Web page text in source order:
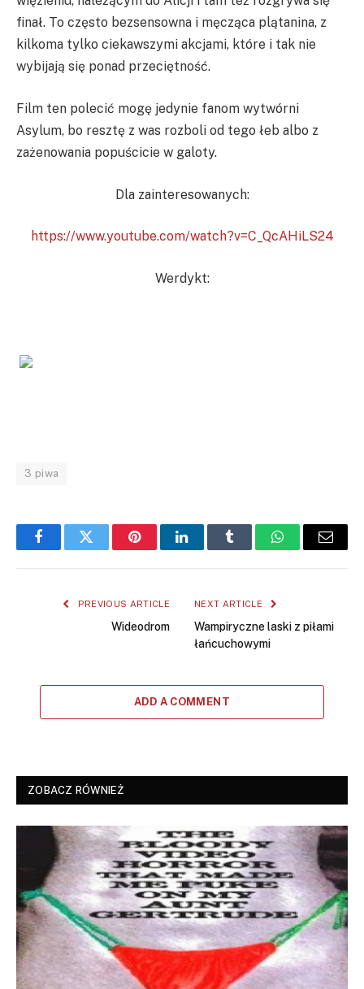
finał. To często bezsensowna i męcząca plątanina, z
kilkoma tylko ciekawszymi akcjami, które i tak nie
wybijają się ponad przeciętność.
Film ten polecić mogę jedynie fanom wytwórni
Asylum, bo resztę z was rozboli od tego łeb albo z
zażenowania popuścicie w galoty.
Dla zainteresowanych:
https://www.youtube.com/watch?v=C_QcAHiLS24
Werdykt:
3 piwa
FacebookTwitter PinterestLinkedInTumblr WhatsAppEmail
PREVIOUS ARTICLE
Wideodrom
NEXT ARTICLE
Wampiryczne laski z piłami
łańcuchowymi
ADD A COMMENT
ZOBACZ RÓWNIEŻ